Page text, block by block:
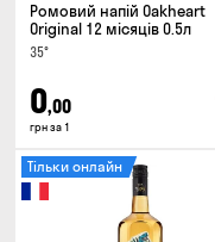
Ромовий напій Oakheart
Original 12 місяців 0.5л
35°
0,00
грн за 1
Тільки онлайн